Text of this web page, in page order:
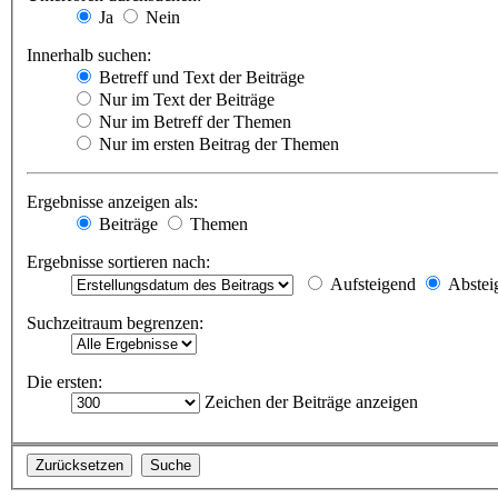
Ja
Nein
Innerhalb suchen:
Betreff und Text der Beiträge
Nur im Text der Beiträge
Nur im Betreff der Themen
Nur im ersten Beitrag der Themen
Ergebnisse anzeigen als:
Beiträge
Themen
Ergebnisse sortieren nach:
Aufsteigend
Suchzeitraum begrenzen:
Die ersten:
Zeichen der Beiträge anzeigen